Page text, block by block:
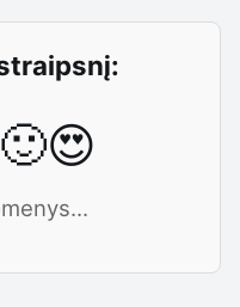
🙂😍